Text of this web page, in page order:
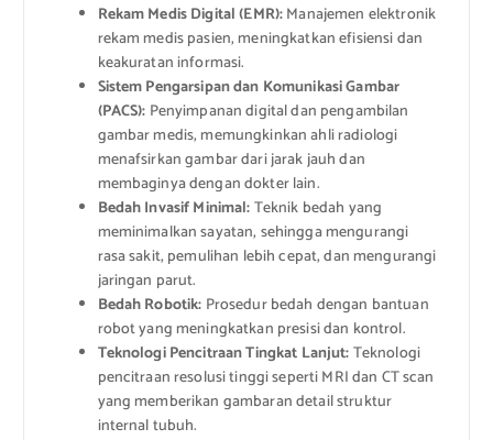
Rekam Medis Digital (EMR):Manajemen elektronik
rekam medis pasien, meningkatkan efisiensi dan
keakuratan informasi.
Sistem Pengarsipan dan Komunikasi Gambar
(PACS): Penyimpanan digital dan pengambilan
gambar medis, memungkinkan ahli radiologi
menafsirkan gambar dari jarak jauh dan
membaginya dengan dokter lain.
Bedah Invasif Minimal:Teknik bedah yang
meminimalkan sayatan, sehingga mengurangi
rasa sakit, pemulihan lebih cepat, dan mengurangi
jaringan parut.
Bedah Robotik: Prosedur bedah dengan bantuan
robot yang meningkatkan presisi dan kontrol.
Teknologi Pencitraan Tingkat Lanjut:Teknologi
pencitraan resolusi tinggi seperti MRI dan CT scan
yang memberikan gambaran detail struktur
internal tubuh.